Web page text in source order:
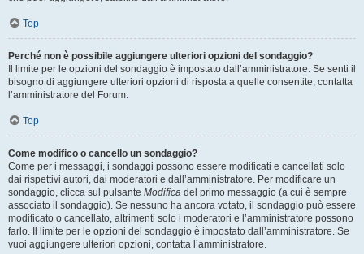
Top
Perché non è possibile aggiungere ulteriori opzioni del sondaggio?
Il limite per le opzioni del sondaggio è impostato dall’amministratore. Se senti il
bisogno di aggiungere ulteriori opzioni di risposta a quelle consentite, contatta
l’amministratore del Forum.
Top
Come modifico o cancello un sondaggio?
Come per i messaggi, i sondaggi possono essere modificati e cancellati solo
dai rispettivi autori, dai moderatori e dall’amministratore. Per modificare un
sondaggio, clicca sul pulsante Modifica del primo messaggio (a cui è sempre
associato il sondaggio). Se nessuno ha ancora votato, il sondaggio può essere
modificato o cancellato, altrimenti solo i moderatori e l’amministratore possono
farlo. Il limite per le opzioni del sondaggio è impostato dall’amministratore. Se
vuoi aggiungere ulteriori opzioni, contatta l’amministratore.